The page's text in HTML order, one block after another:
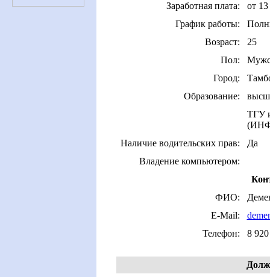
Заработная плата:
от
График работы:
Возраст:
25
Пол:
Город:
Образование:
ТГУ
Наличие водительских прав:
Да
Владение компьютером:
ФИО:
E-Mail:
Телефон:
8